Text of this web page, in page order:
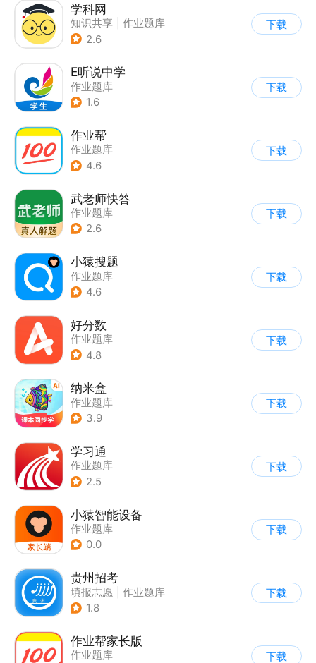
学科网
知识共享
作业题库
2.6
下载
E听说中学
作业题库
1.6
下载
作业帮
作业题库
4.6
下载
武老师快答
作业题库
2.6
下载
小猿搜题
作业题库
4.6
下载
好分数
作业题库
4.8
下载
纳米盒
作业题库
3.9
下载
学习通
作业题库
2.5
下载
小猿智能设备
作业题库
0.0
下载
贵州招考
填报志愿
作业题库
1.8
下载
作业帮家长版
作业题库
下载